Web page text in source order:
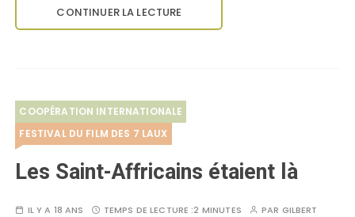
CONTINUER LA LECTURE
COOPÉRATION INTERNATIONALE
FESTIVAL DU FILM DES 7 LAUX
Les Saint-Affricains étaient là
IL Y A 18 ANS TEMPS DE LECTURE :2 MINUTES PAR GILBERT